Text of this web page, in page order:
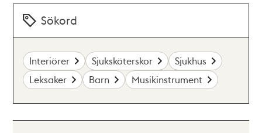
Sökord
Interiörer Sjuksköterskor
Sjukhus
Leksaker
Barn Musikinstrument